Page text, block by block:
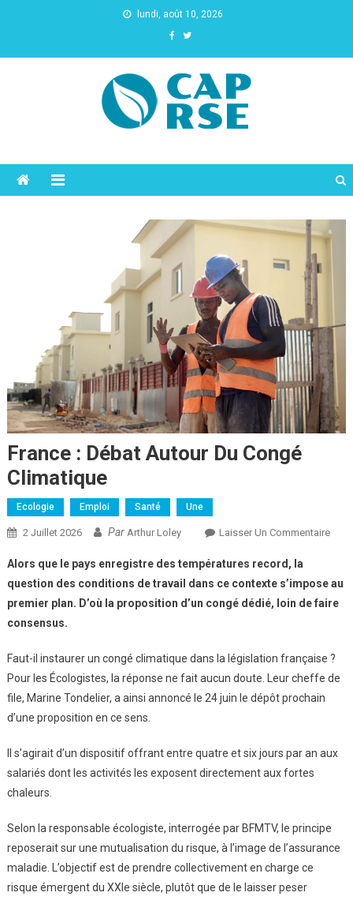
lundi, août 10, 2026
France : Débat Autour Du Congé
Climatique
Ecologie Emploi Santé Une
2 Juillet 2026 Par Arthur Loley Laisser Un CommentaireSur
Alors que le pays enregistre des températures record, la
question des conditions de travail dans ce contexte s’impose au
premier plan. D’où la proposition d’un congé dédié, loin de faire
consensus.
Faut-il instaurer un congé climatique dans la législation française ?
Pour les Écologistes, la réponse ne fait aucun doute. Leur cheffe de
file, Marine Tondelier, a ainsi annoncé le 24 juin le dépôt prochain
d’une proposition en ce sens.
Il s’agirait d’un dispositif offrant entre quatre et six jours par an aux
salariés dont les activités les exposent directement aux fortes
chaleurs.
Selon la responsable écologiste, interrogée par BFMTV, le principe
reposerait sur une mutualisation du risque, à l’image de l’assurance
maladie. L’objectif est de prendre collectivement en charge ce
risque émergent du XXIe siècle, plutôt que de le laisser peser